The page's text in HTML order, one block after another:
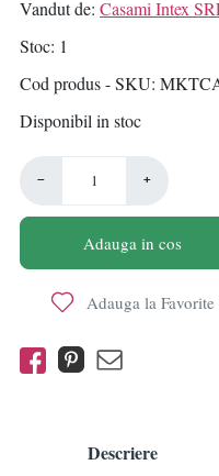
Vandut de: Casami Intex
Stoc 1
Cod produs - SKU
Disponibil in stoc
− +
Adauga in cos
Adauga la Favorite
Descriere